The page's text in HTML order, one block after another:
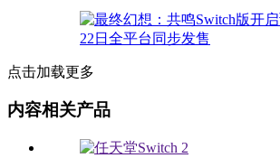
点击加载更多
内容相关产品